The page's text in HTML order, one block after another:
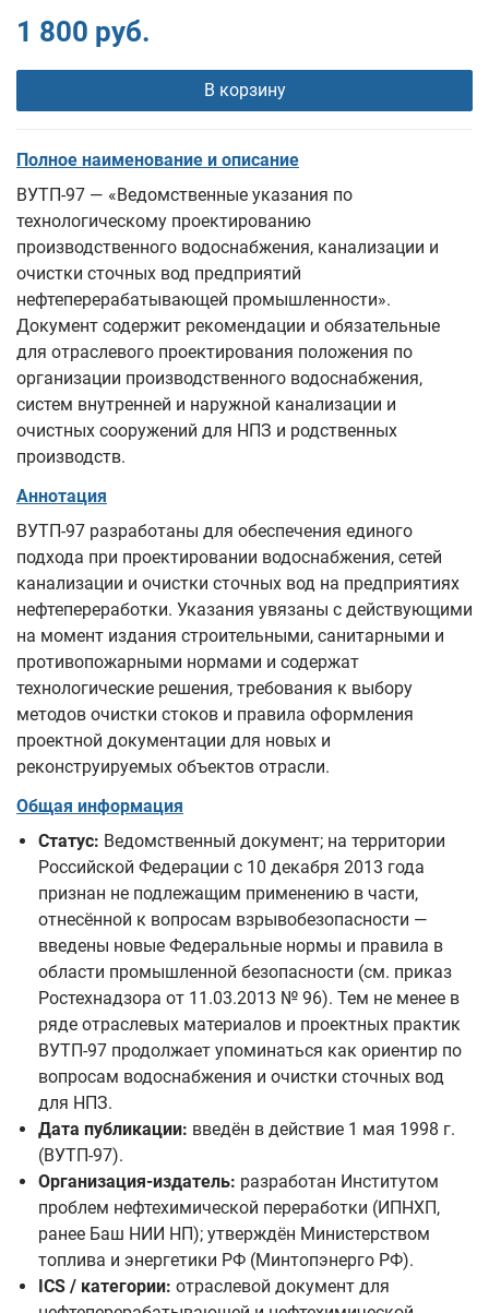
1 800 руб.
В корзину
Полное наименование и описание
ВУТП-97 — «Ведомственные указания по
технологическому проектированию
производственного водоснабжения, канализации и
очистки сточных вод предприятий
нефтеперерабатывающей промышленности».
Документ содержит рекомендации и обязательные
для отраслевого проектирования положения по
организации производственного водоснабжения,
систем внутренней и наружной канализации и
очистных сооружений для НПЗ и родственных
производств.
Аннотация
ВУТП-97 разработаны для обеспечения единого
подхода при проектировании водоснабжения, сетей
канализации и очистки сточных вод на предприятиях
нефтепереработки. Указания увязаны с действующими
на момент издания строительными, санитарными и
противопожарными нормами и содержат
технологические решения, требования к выбору
методов очистки стоков и правила оформления
проектной документации для новых и
реконструируемых объектов отрасли.
Общая информация
Статус: Ведомственный документ; на территории
Российской Федерации с 10 декабря 2013 года
признан не подлежащим применению в части,
отнесённой к вопросам взрывобезопасности —
введены новые Федеральные нормы и правила в
области промышленной безопасности (см. приказ
Ростехнадзора от 11.03.2013 № 96). Тем не менее в
ряде отраслевых материалов и проектных практик
ВУТП-97 продолжает упоминаться как ориентир по
вопросам водоснабжения и очистки сточных вод
для НПЗ.
Дата публикации: введён в действие 1 мая 1998 г.
(ВУТП-97).
Организация-издатель: разработан Институтом
проблем нефтехимической переработки (ИПНХП,
ранее Баш НИИ НП); утверждён Министерством
топлива и энергетики РФ (Минтопэнерго РФ).
ICS / категории: отраслевой документ для